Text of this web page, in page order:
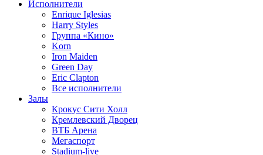
Исполнители
Enrique Iglesias
Harry Styles
Группа «Кино»
Korn
Iron Maiden
Green Day
Eric Clapton
Все исполнители
Залы
Крокус Сити Холл
Кремлевский Дворец
ВТБ Арена
Мегаспорт
Stadium-live